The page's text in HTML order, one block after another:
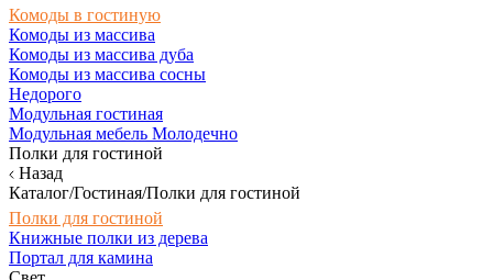
Комоды в гостиную
Комоды из массива
Комоды из массива дуба
Комоды из массива сосны
Недорого
Модульная гостиная
Модульная мебель Молодечно
Полки для гостиной
Назад
Каталог/Гостиная/Полки для гостиной
Полки для гостиной
Книжные полки из дерева
Портал для камина